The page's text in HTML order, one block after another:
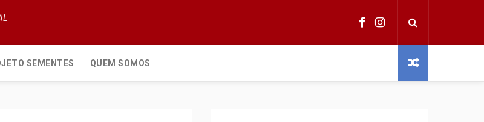
SEMENTES QUEM SOMOS